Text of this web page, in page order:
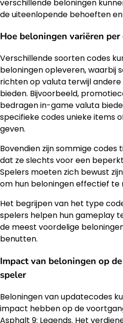
verschillende beloningen
de uiteenlopende behoeften
Hoe beloningen variëren
Verschillende soorten codes
beloningen opleveren, waarbij
richten op valuta terwijl
bieden. Bijvoorbeeld,
bedragen in-game valuta
specifieke codes unieke items
geven.
Bovendien zijn sommige
dat ze slechts voor een
Spelers moeten zich bewust
om hun beloningen effectief te
Het begrijpen van het type
spelers helpen hun gameplay
de meest voordelige
benutten.
Impact van beloningen op
speler
Beloningen van updatecodes
impact hebben op de
Asphalt 9: Legends. Het